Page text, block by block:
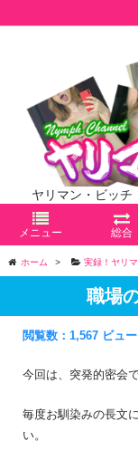
ヤリマン・ビッチ
メニュー 総合
ホーム > 実録！ヤリ
職場
閲覧数：1,567 ビュー
今回は、突発的密会で
毎度お馴染みの長文
い。